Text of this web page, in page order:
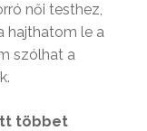
női testhez,
hajthatom le a
szólhat a
többet